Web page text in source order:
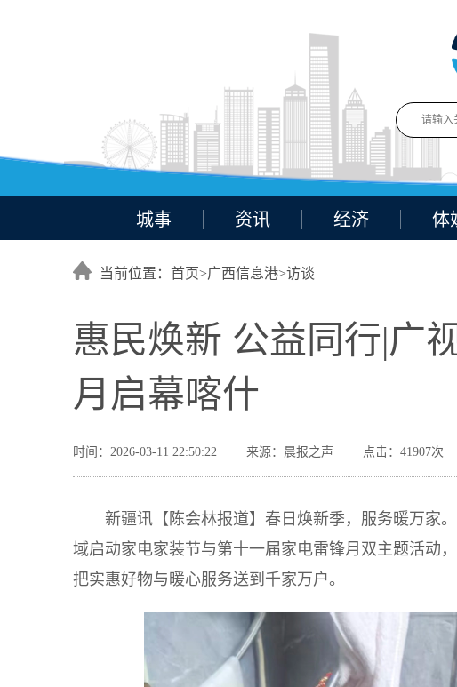
城事 资讯 经济 体
当前位置：首页>广西信息港>访谈
惠民焕新 公益同行|广
月启幕喀什
时间：2026-03-11 22:50:22 来源：晨报之声 点击：41907次
新疆讯【陈会林报道】春日焕新季，服务暖万家
域启动家电家装节与第十一届家电雷锋月双主题活动
把实惠好物与暖心服务送到千家万户。